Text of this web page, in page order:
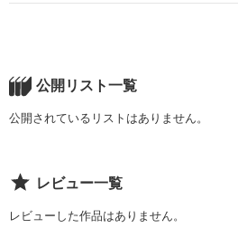
公開リスト一覧
公開されているリストはありません。
レビュー一覧
レビューした作品はありません。